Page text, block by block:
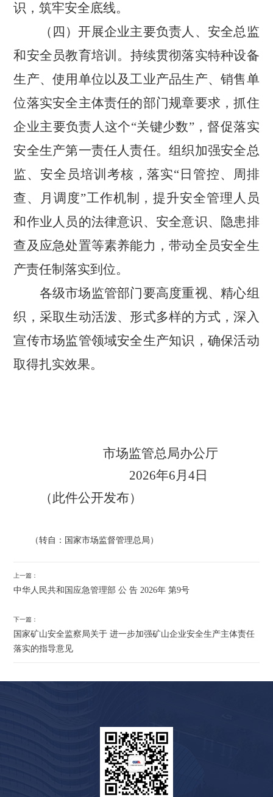
识，筑牢安全底线。
（四）开展企业主要负责人、安全总监
和安全员教育培训。 持续贯彻落实特种设备
生产、使用单位以及工业产品生产、销售单
位落实安全主体责任的部门规章要求，抓住
企业主要负责人这个“关键少数”，督促落实
安全生产第一责任人责任。组织加强安全总
监、安全员培训考核，落实“日管控、周排
查、月调度”工作机制，提升安全管理人员
和作业人员的法律意识、安全意识、隐患排
查及应急处置等素养能力，带动全员安全生
产责任制落实到位。
各级市场监管部门要高度重视、精心组
织，采取生动活泼、形式多样的方式，深入
宣传市场监管领域安全生产知识，确保活动
取得扎实效果。
市场监管总局办公厅
2026年6月4日
（此件公开发布）
（转自：国家市场监督管理总局）
上一篇：
中华人民共和国应急管理部 公 告 2026年 第9号
下一篇：
国家矿山安全监察局关于 进一步加强矿山企业安全生产主体责任
落实的指导意见